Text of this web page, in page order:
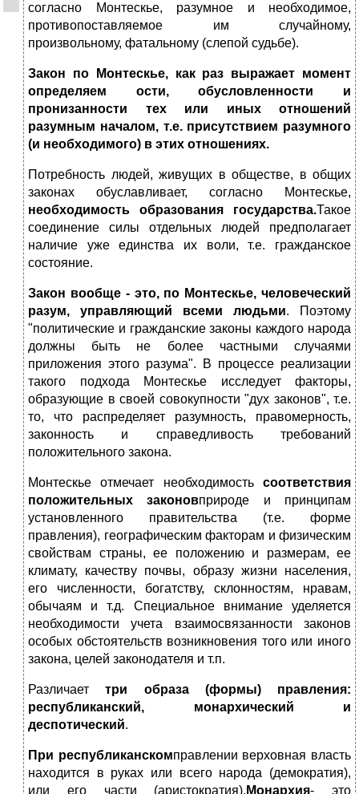
согласно Монтескье, разумное и необходимое,
противопоставляемое им случайному,
произвольному, фатальному (слепой судьбе).
Закон по Монтескье, как раз выражает момент
определяем ости, обусловленности и
пронизанности тех или иных отношений
разумным началом, т.е. присутствием разумного
(и необходимого) в этих отношениях.
Потребность людей, живущих в обществе, в общих
законах обуславливает, согласно Монтескье,
необходимость образования государства.Такое
соединение силы отдельных людей предполагает
наличие уже единства их воли, т.е. гражданское
состояние.
Закон вообще - это, по Монтескье, человеческий
разум, управляющий всеми людьми. Поэтому
"политические и гражданские законы каждого народа
должны быть не более частными случаями
приложения этого разума". В процессе реализации
такого подхода Монтескье исследует факторы,
образующие в своей совокупности "дух законов", т.е.
то, что распределяет разумность, правомерность,
законность и справедливость требований
положительного закона.
Монтескье отмечает необходимость соответствия
положительных законовприроде и принципам
установленного правительства (т.е. форме
правления), географическим факторам и физическим
свойствам страны, ее положению и размерам, ее
климату, качеству почвы, образу жизни населения,
его численности, богатству, склонностям, нравам,
обычаям и т.д. Специальное внимание уделяется
необходимости учета взаимосвязанности законов
особых обстоятельств возникновения того или иного
закона, целей законодателя и т.п.
Различаеттри образа (формы) правления:
республиканский, монархический и
деспотический.
При республиканскомправлении верховная власть
находится в руках или всего народа (демократия),
или его части (аристократия). Монархия- это